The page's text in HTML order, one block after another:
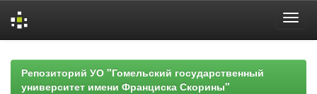
navigationРепозиторий УО "Гомельский государственный
университет имени Франциска Скорины"